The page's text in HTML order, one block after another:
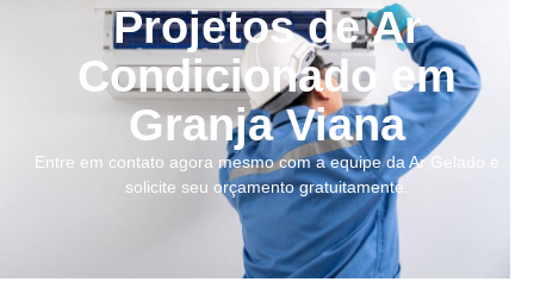
Projetos de Ar
Condicionado em
Granja Viana
Entre em contato agora mesmo com a equipe da Ar Gelado e
solicite seu orçamento gratuitamente.